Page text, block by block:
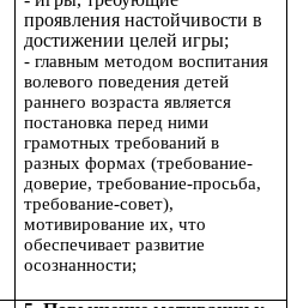
проявления настойчивости в
достижении целей игры;
- главным методом воспитания
волевого поведения детей
раннего возраста является
постановка перед ними
грамотных требований в
разных формах (требование-
доверие, требование-просьба,
требование-совет),
мотивирование их, что
обеспечивает развитие
осознанности;